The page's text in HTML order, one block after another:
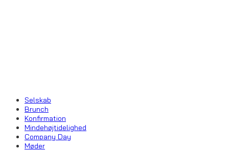
Selskab
Brunch
Konfirmation
Mindehøjtidelighed
Company Day
Møder